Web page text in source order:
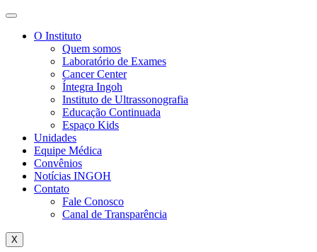
O Instituto
Quem somos
Laboratório de Exames
Cancer Center
Íntegra Ingoh
Instituto de Ultrassonografia
Educação Continuada
Espaço Kids
Unidades
Equipe Médica
Convênios
Notícias INGOH
Contato
Fale Conosco
Canal de Transparência
X